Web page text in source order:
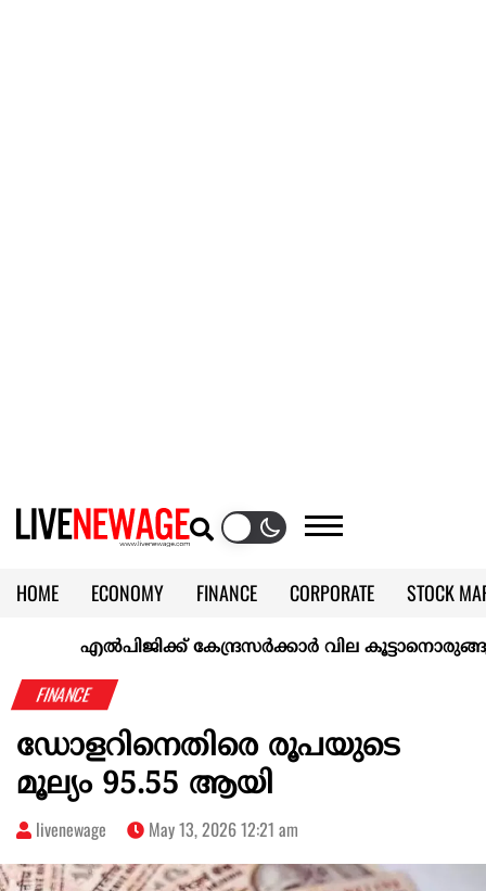
HOME ECONOMY FINANCE CORPORATE
STOCK
CALENDAR
KERALA @70
എല്‍പിജിക്ക് കേന്ദ്രസർക്കാർ വില
FINANCE
ഡോളറിനെതിരെ രൂപയുടെ
മൂല്യം 95.55 ആയി
livenewage May 13, 2026 12:21 am